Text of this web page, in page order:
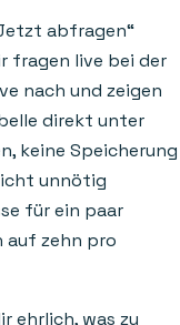
abfragen“
fragen live bei der
nach und zeigen
direkt unter
keine Speicherung
unnötig
für ein paar
auf zehn pro
ehrlich, was zu